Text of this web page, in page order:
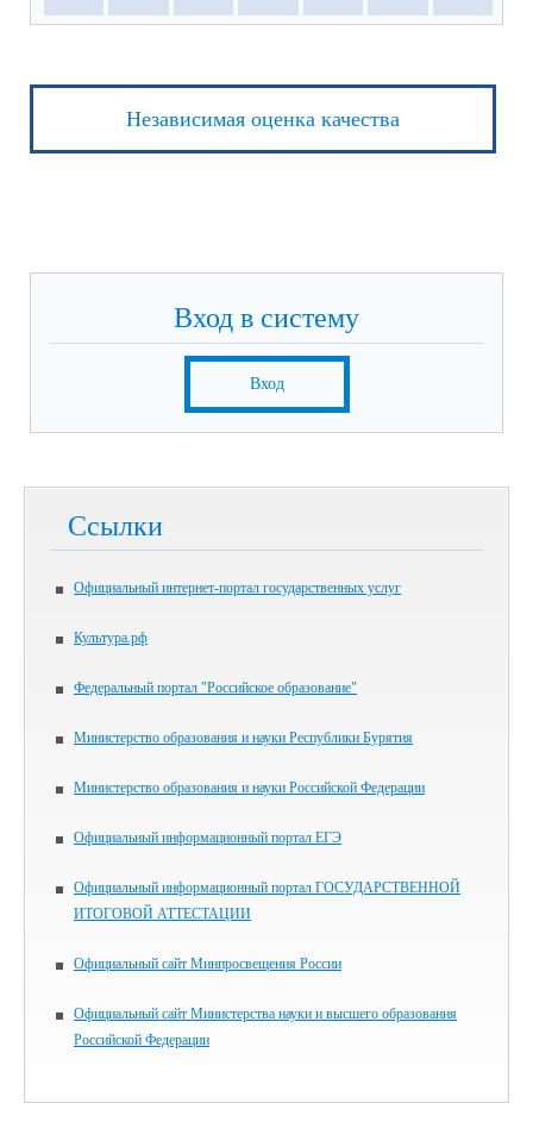
Независимая оценка качества
Вход в систему
Вход
Ссылки
Официальный интернет-портал государственных услуг
Культура.рф
Федеральный портал "Российское образование"
Министерство образования и науки Республики Бурятия
Министерство образования и науки Российской Федерации
Официальный информационный портал ЕГЭ
Официальный информационный портал ГОСУДАРСТВЕННОЙ
ИТОГОВОЙ АТТЕСТАЦИИ
Официальный сайт Минпросвещения России
Официальный сайт Министерства науки и высшего образования
Российской Федерации